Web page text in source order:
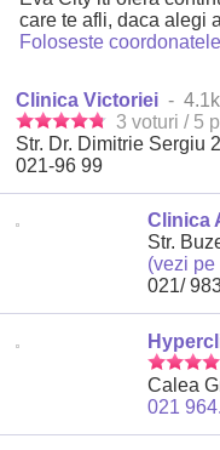
care te afli, daca alegi
Foloseste
Clinica Victoriei -
3 voturi / 5
Str. Dr. Dimitrie Sergiu
021-96 99
Clinica
Str.
(vezi pe
021/
Calea
021